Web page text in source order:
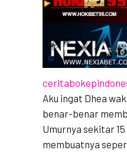
Aku ingat Dhea
benar-benar
Umurnya sekitar
membuatnya